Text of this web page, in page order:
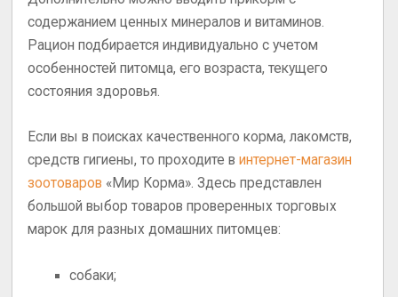
содержанием ценных минералов и витаминов.
Рацион подбирается индивидуально с учетом
особенностей питомца, его возраста, текущего
состояния здоровья.
Если вы в поисках качественного корма, лакомств,
средств гигиены, то проходите винтернет-магазин
зоотоваров «Мир Корма». Здесь представлен
большой выбор товаров проверенных торговых
марок для разных домашних питомцев:
собаки;